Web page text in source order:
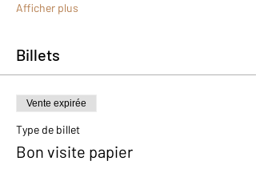
Afficher plus
Billets
Vente expirée
Type de billet
Bon visite papier